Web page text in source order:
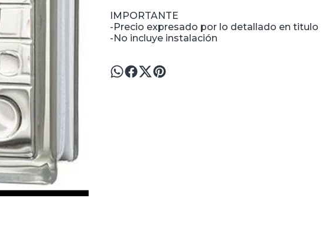
IMPORTANTE
-Precio expresado por lo detallado en titulo
-No incluye instalación